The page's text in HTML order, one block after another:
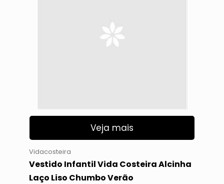
Veja mais
Vidacosteira
Vestido Infantil Vida Costeira Alcinha
Laço Liso Chumbo Verão